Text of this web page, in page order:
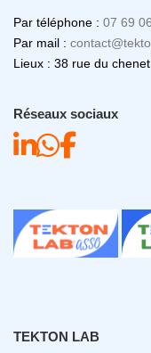
Par téléphone : 07 69
Par mail :
Lieux : 38 rue du
Réseaux sociaux
TEKTON LAB